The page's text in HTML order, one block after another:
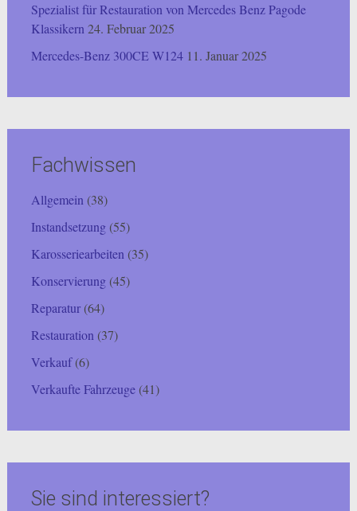
Spezialist für Restauration von Mercedes Benz Pagode
Klassikern 24. Februar 2025
Mercedes-Benz 300CE W124 11. Januar 2025
Fachwissen
Allgemein (38)
Instandsetzung(55)
Karosseriearbeiten (35)
Konservierung(45)
Reparatur(64)
Restauration (37)
Verkauf(6)
Verkaufte Fahrzeuge(41)
Sie sind interessiert?